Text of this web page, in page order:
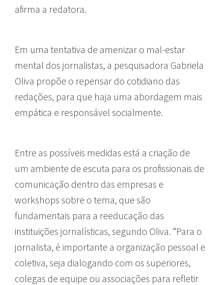
afirma a redatora.
Em uma tentativa de amenizar o mal-estar
mental dos jornalistas, a pesquisadora Gabriela
Oliva propõe o repensar do cotidiano das
redações, para que haja uma abordagem mais
empática e responsável socialmente.
Entre as possíveis medidas está a criação de
um ambiente de escuta para os profissionais de
comunicação dentro das empresas e
workshops sobre o tema, que são
fundamentais para a reeducação das
instituições jornalísticas, segundo Oliva. “Para o
jornalista, é importante a organização pessoal e
coletiva, seja dialogando com os superiores,
colegas de equipe ou associações para refletir